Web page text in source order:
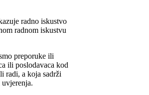
radno iskustvo
radnom iskustvu
preporuke ili
ili poslodavaca kod
radi, a koja sadrži